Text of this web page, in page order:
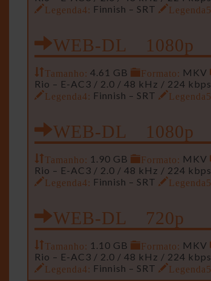
Legenda4: Finnish – SRT
WEB-DL 1080p
Tamanho: 4.61 GB Formato: MKV
Rio – E-AC3 / 2.0 / 48 kHz / 224 kbps
Legenda4: Finnish – SRT
WEB-DL 1080p
Tamanho: 1.90 GB Formato: MKV
Rio – E-AC3 / 2.0 / 48 kHz / 224 kbps
Legenda4: Finnish – SRT
WEB-DL 720p
Tamanho: 1.10 GB Formato: MKV
Rio – E-AC3 / 2.0 / 48 kHz / 224 kbps
Legenda4: Finnish – SRT